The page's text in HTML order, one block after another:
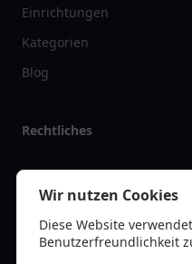
Einrichtungen
Kategorien
Blog
Rechtliches
Impressum
Datenschutz
Kontakt
Wir nutzen Cookies
Diese Website
Benutzerfreundlichkeit